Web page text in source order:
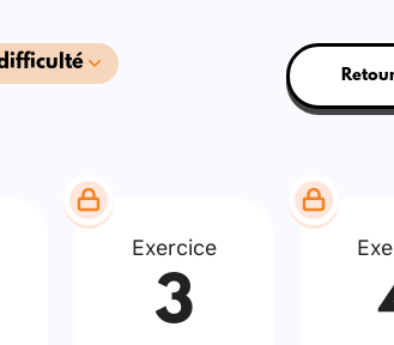
Exercice
3